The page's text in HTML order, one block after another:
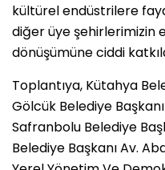
kültürel endüstrilere
diğer üye şehirlerimizin
dönüşümüne ciddi
Toplantıya, Kütahya
Gölcük Belediye Başkanı
Safranbolu Belediye
Belediye Başkanı Av.